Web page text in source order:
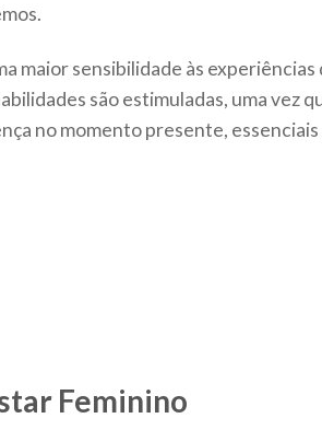
maior sensibilidade às experiências
são estimuladas, uma vez
no momento presente, essenciais
Feminino